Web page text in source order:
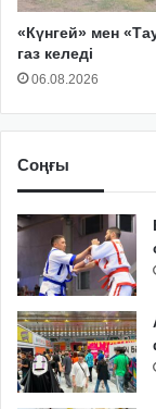
«Күнгей» мен
газ келеді
06.08.2026
Соңғы